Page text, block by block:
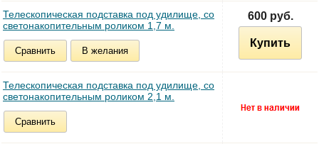
Телескопическая подставка под удилище, со
светонакопительным роликом 1,7 м.
Сравнить В желания
600 руб.
Купить
Телескопическая подставка под удилище, со
светонакопительным роликом 2,1 м.
Сравнить